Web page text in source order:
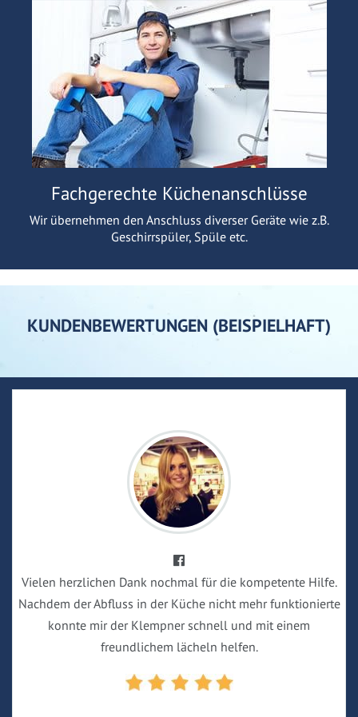
Fachgerechte Küchenanschlüsse
Wir übernehmen den Anschluss diverser Geräte wie z.B.
Geschirrspüler, Spüle etc.
KUNDENBEWERTUNGEN (BEISPIELHAFT)
Vielen herzlichen Dank nochmal für die kompetente Hilfe.
Nachdem der Abfluss in der Küche nicht mehr funktionierte
konnte mir der Klempner schnell und mit einem
freundlichem lächeln helfen.